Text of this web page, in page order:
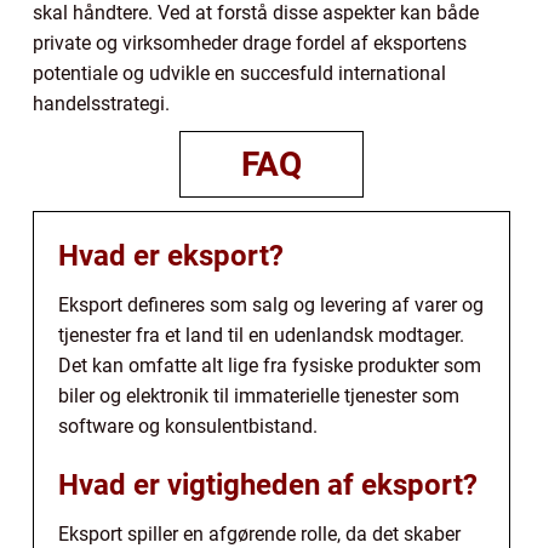
skal håndtere. Ved at forstå disse aspekter kan både
private og virksomheder drage fordel af eksportens
potentiale og udvikle en succesfuld international
handelsstrategi.
FAQ
Hvad er eksport?
Eksport defineres som salg og levering af varer og
tjenester fra et land til en udenlandsk modtager.
Det kan omfatte alt lige fra fysiske produkter som
biler og elektronik til immaterielle tjenester som
software og konsulentbistand.
Hvad er vigtigheden af eksport?
Eksport spiller en afgørende rolle, da det skaber